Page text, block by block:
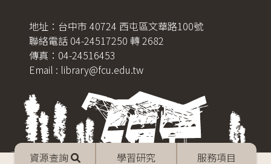
Mobile資源查詢 學習研究 服務項目
地址：台中市 40724 西屯區文華路100號
聯絡電話 04-24517250 轉 2682
傳真：04-24516453
Email : library@fcu.edu.tw